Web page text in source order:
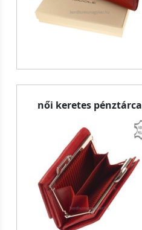
női keretes pénztárca